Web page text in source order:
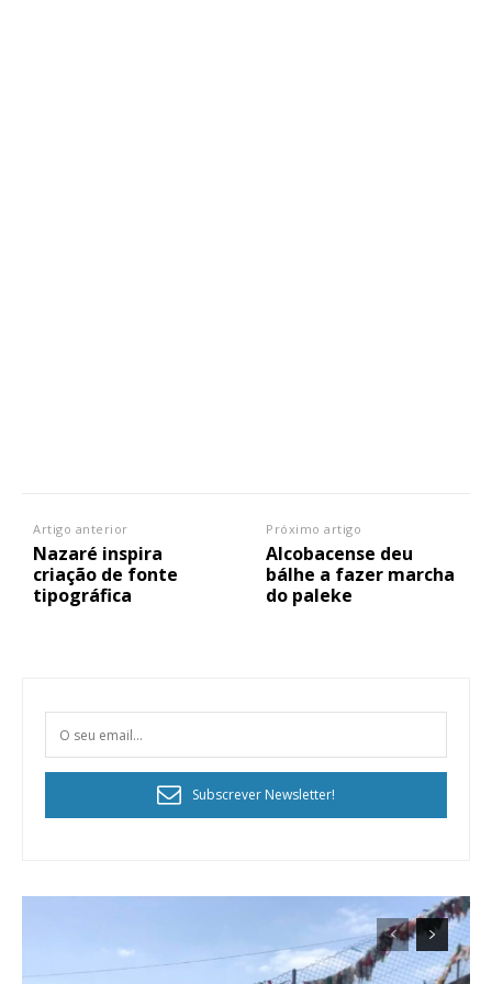
Artigo anterior
Nazaré inspira
criação de fonte
tipográfica
Próximo artigo
Alcobacense deu
bálhe a fazer marcha
do paleke
Subscrever Newsletter!